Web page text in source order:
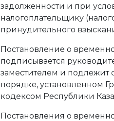
задолженности и при
налогоплательщику
принудительного
Постановление о
подписывается
заместителем и
порядке, установленном
кодексом Республики
Постановления о